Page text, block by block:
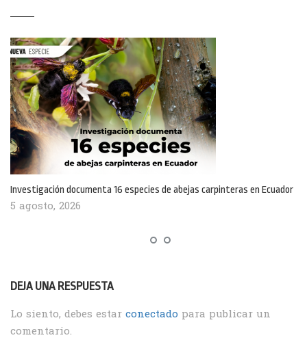
Investigación documenta 16 especies de abejas carpinteras en Ecuador
5 agosto, 2026
DEJA UNA RESPUESTA
Lo siento, debes estar conectado para publicar un
comentario.